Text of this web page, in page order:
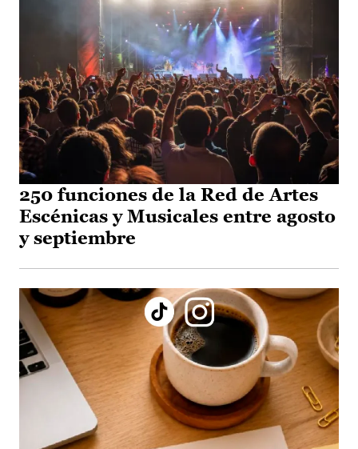
250 funciones de la Red de Artes
Escénicas y Musicales entre agosto
y septiembre